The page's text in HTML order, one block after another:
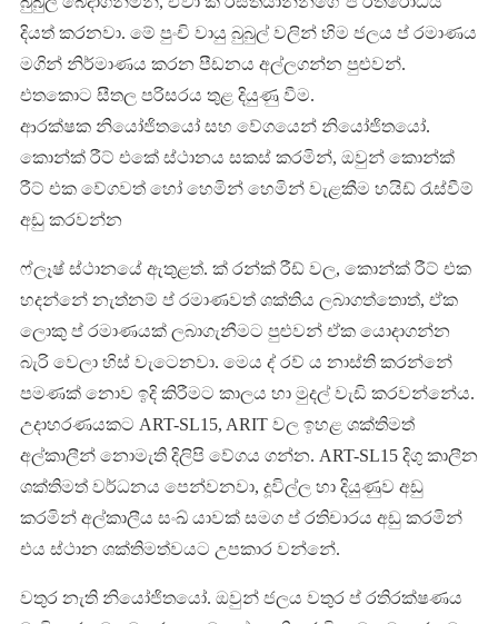
දියත් කරනවා. මේ පුංචි වායු බුබුල් වලින් හිම ජලය ප් රමාණය
මගින් නිර්මාණය කරන පීඩනය අල්ලගන්න පුළුවන්.
එතකොට සීතල පරිසරය තුළ දියුණු වීම.
ආරක්ෂක නියෝජිතයෝ සහ වේගයෙන් නියෝජිතයෝ.
කොන්ක් රීට් එකේ ස්ථානය සකස් කරමින්, ඔවුන් කොන්ක්
රීට් එක වේගවත් හෝ හෙමින් හෙමින් වැළකීම හයිඩ් රැස්වීම්
අඩු කරවන්න
ෆ්ලෑෂ් ස්ථානයේ ඇතුළත්. ක් රන්ක් රීඩ් වල, කොන්ක් රීට් එක
හදන්නේ නැත්නම් ප් රමාණවත් ශක්තිය ලබාගත්තොත්, ඒක
ලොකු ප් රමාණයක් ලබාගැනීමට පුළුවන් ඒක යොදාගන්න
බැරි වෙලා හිස් වැටෙනවා. මෙය ද් රව් ය නාස්ති කරන්නේ
පමණක් නොව ඉදි කිරීමට කාලය හා මුදල් වැඩි කරවන්නේය.
උදාහරණයකට ART-SL15, ARIT වල ඉහළ ශක්තිමත්
අල්කාලීන් නොමැති දිලිපි වේගය ගන්න. ART-SL15 දිගු කාලීන
ශක්තිමත් වර්ධනය පෙන්වනවා, දූවිල්ල හා දියුණුව අඩු
කරමින් අල්කාලීය සංඛ් යාවක් සමග ප් රතිචාරය අඩු කරමින්
එය ස්ථාන ශක්තිමත්වයට උපකාර වන්නේ.
වතුර නැති නියෝජිතයෝ. ඔවුන් ජලය වතුර ප් රතිරක්ෂණය